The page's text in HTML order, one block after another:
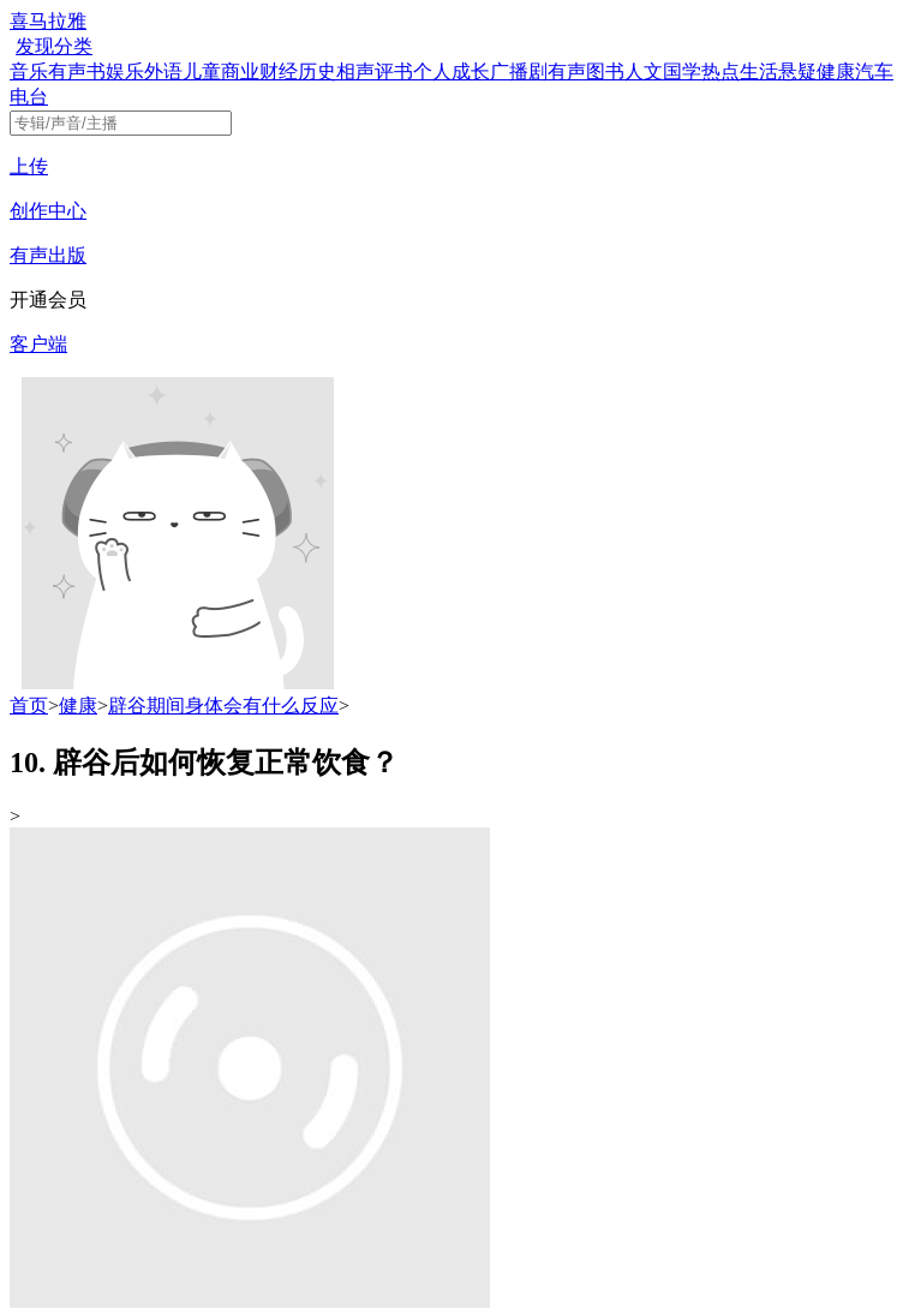
喜马拉雅
发现分类
音乐有声书娱乐外语 儿童商业财经历史相声评书个人成长广播剧有声图书 人文国学热点生活悬疑健康汽车
电台
上传
创作中心
有声出版
开通会员
客户端
首页>健康>辟谷期间身体会有什么反应>
10. 辟谷后如何恢复正常饮食？
>